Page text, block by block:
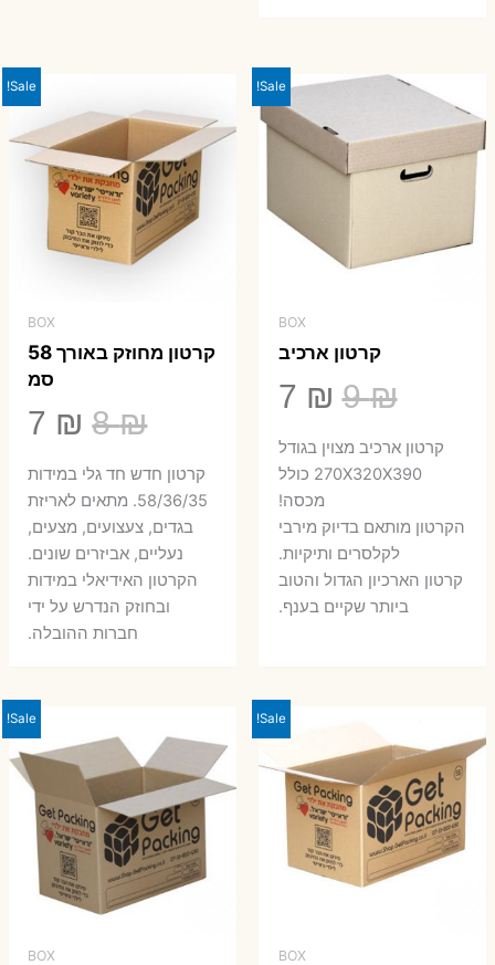
29 ₪.
23 ₪.
Sale!
BOX
קרטון ארכיב
9₪
המחיר
המקורי
היה:
9 ₪.
7 ₪
הנוכחי
הוא:
קרטון ארכיב מצוין בגודל
270X320X390 כולל
מכסה!
הקרטון מותאם בדיוק מירבי
לקלסרים ותיקיות.
קרטון הארכיון הגדול והטוב
ביותר שקיים בענף.
Sale!
BOX
קרטון מחוזק באורך 58
סמ
8₪
היה:
8 ₪.
7 ₪
7 ₪.
קרטון חדש חד גלי במידות
58/36/35. מתאים לאריזת
בגדים, צעצועים, מצעים,
נעליים, אביזרים שונים.
הקרטון האידיאלי במידות
ובחוזק הנדרש על ידי
חברות ההובלה.
Sale!
BOX
Sale!
BOX